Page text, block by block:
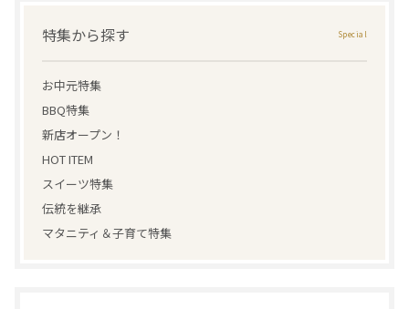
特集から探す
お中元特集
BBQ特集
新店オープン！
HOT ITEM
スイーツ特集
伝統を継承
マタニティ＆子育て特集